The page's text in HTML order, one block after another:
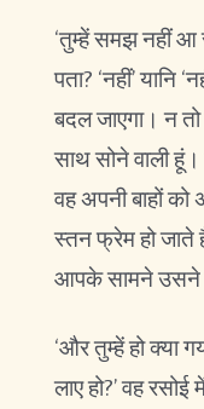
‘तुम्हें समझ नहीं आ
पता? ‘नहीं’ यानि
बदल जाएगा। न
साथ सोने वाली
वह अपनी बाहों
स्तन फ्रेम हो जाते
आपके सामने
‘और तुम्हें हो क्या
लाए हो?’ वह